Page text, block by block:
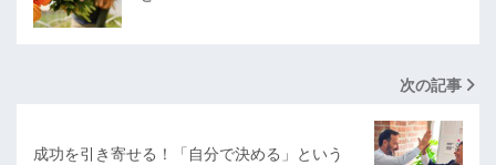
次の記事
成功を引き寄せる！「自分で決める」という